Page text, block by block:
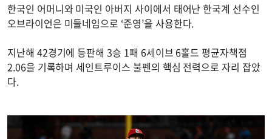
한국인 어머니와 미국인 아버지 사이에서 태어난 한국계 선수인
오브라이언은 미들네임으로 ‘준영’을 사용한다.
지난해 42경기에 등판해 3승 1패 6세이브 6홀드 평균자책점
2.06을 기록하며 세인트루이스 불펜의 핵심 전력으로 자리 잡았
다.